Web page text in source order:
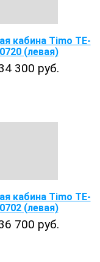
кабина Timo TE-
0720 (левая)
300 руб.
кабина Timo TE-
0702 (левая)
700 руб.